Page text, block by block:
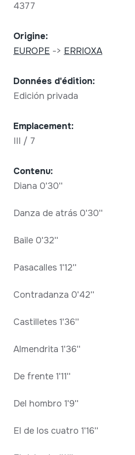
4377
Origine:
EUROPE -> ERRIOXA
Données d'édition:
Edición privada
Emplacement:
III / 7
Contenu:
Diana 0'30''
Danza de atrás 0'30''
Baile 0'32''
Pasacalles 1'12''
Contradanza 0'42''
Castilletes 1'36''
Almendrita 1'36''
De frente 1'11''
Del hombro 1'9''
El de los cuatro 1'16''